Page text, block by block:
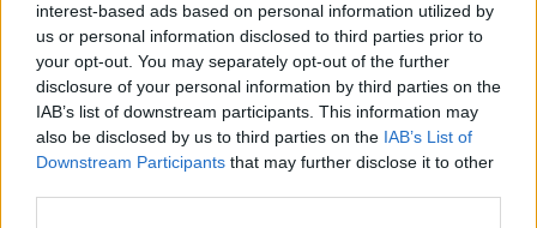
interest-based ads based on personal information utilized by
us or personal information disclosed to third parties prior to
your opt-out. You may separately opt-out of the further
disclosure of your personal information by third parties on the
IAB’s list of downstream participants. This information may
also be disclosed by us to third parties on the IAB’s List of
Downstream Participants that may further disclose it to other
9,253
Fans
3,533
Follower
2,652
Iscritti
- Advertisement -